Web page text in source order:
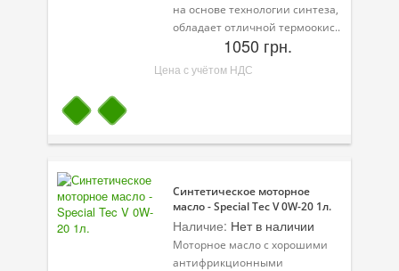
Оружейное масло
Промышленная программа
Технологические жидкости
Зимняя программа
на основе технологии синтеза,
обладает отличной термоокис..
1050 грн.
Цена с учётом НДС
Синтетическое моторное
масло - Special Tec V 0W-20 1л.
Наличие: Нет в наличии
Моторное масло с хорошими
антифрикционными